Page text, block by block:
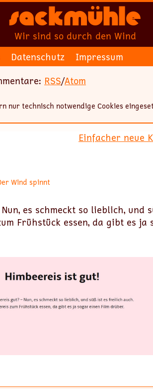
Sackmühle
Wir sind so durch den Wind
Datenschutz
Impressum
RSS/Atom
nur technisch notwendige Cookies
Einfacher neue
Wind spinnt
es schmeckt so lieblich, und
Frühstück essen, da gibt es ja